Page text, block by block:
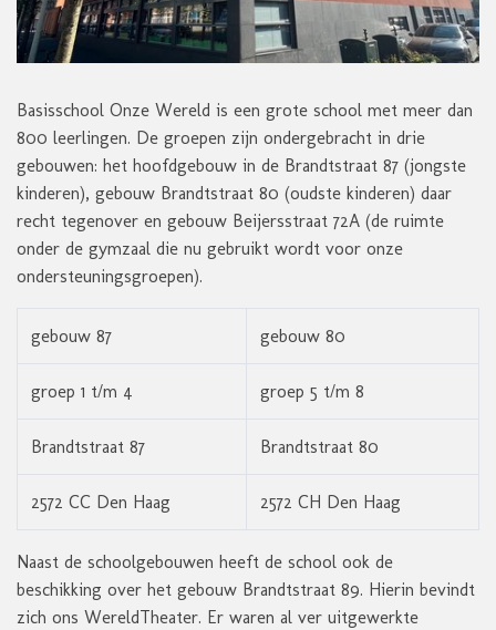
Basisschool Onze Wereld is een grote school met meer dan
800 leerlingen. De groepen zijn ondergebracht in drie
gebouwen: het hoofdgebouw in de Brandtstraat 87 (jongste
kinderen), gebouw Brandtstraat 80 (oudste kinderen) daar
recht tegenover en gebouw Beijersstraat 72A (de ruimte
onder de gymzaal die nu gebruikt wordt voor onze
ondersteuningsgroepen).
gebouw 87 gebouw 80
groep 1 t/m 4 groep 5 t/m 8
Brandtstraat 87 Brandtstraat 80
2572 CC Den Haag 2572 CH Den Haag
Naast de schoolgebouwen heeft de school ook de
beschikking over het gebouw Brandtstraat 89. Hierin bevindt
zich ons WereldTheater. Er waren al ver uitgewerkte